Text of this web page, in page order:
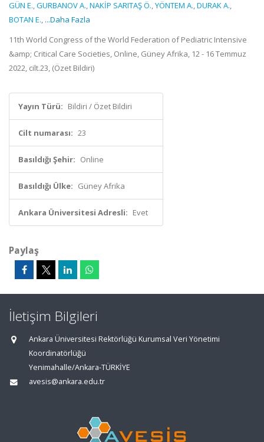
GÜN E.,GURBANOV A.,NAKİP SARITAŞ Ö.,YÖNTEM A.,DURAK A.,
BOTAN E., ...Daha Fazla
11th World Congress of the World Federation of Pediatric Intensive
&amp; Critical Care Societies, Online, Güney Afrika, 12 - 16 Temmuz
2022, cilt.23, (Özet Bildiri)
Yayın Türü: Bildiri / Özet Bildiri
Cilt numarası: 23
Basıldığı Şehir: Online
Basıldığı Ülke: Güney Afrika
Ankara Üniversitesi Adresli: Evet
Paylaş
İletişim Bilgileri
Ankara Üniversitesi Rektörlüğü Kurumsal Veri Yönetimi
Koordinatörlüğü
Yenimahalle/Ankara-TÜRKİYE
avesis@ankara.edu.tr